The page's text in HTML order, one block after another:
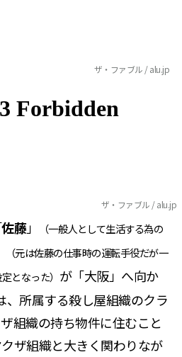
ザ・ファブル / alu.jp
ザ・ファブル / alu.jp
佐藤」
（一般人として生活する為の
（元は佐藤の仕事時の運転手役だが一
となった） が「大阪」へ向か
、所属する殺し屋組織のクラ
組織の持ち物件に住むこと
ザ組織と大きく関わりなが